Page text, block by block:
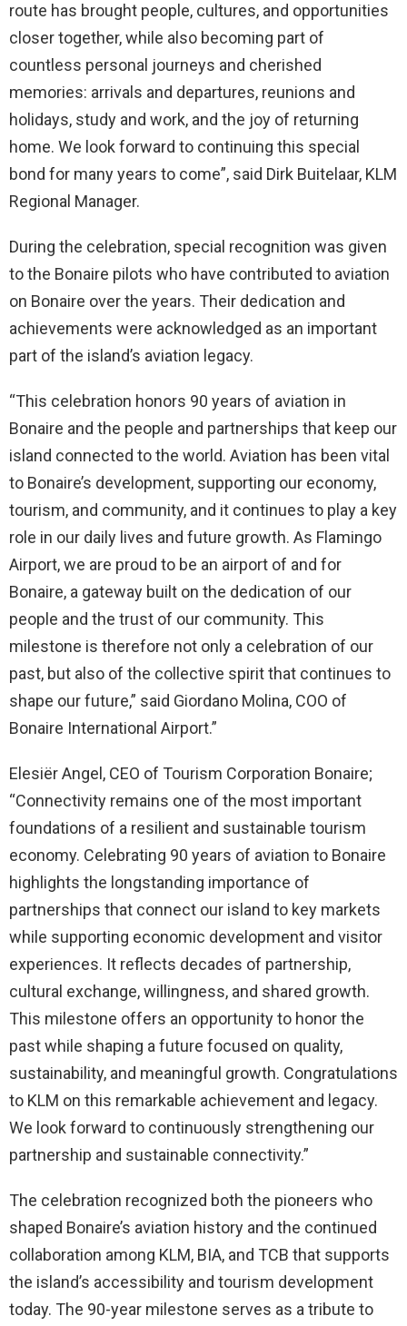
route has brought people, cultures, and opportunities
closer together, while also becoming part of
countless personal journeys and cherished
memories: arrivals and departures, reunions and
holidays, study and work, and the joy of returning
home. We look forward to continuing this special
bond for many years to come”, said Dirk Buitelaar, KLM
Regional Manager.
During the celebration, special recognition was given
to the Bonaire pilots who have contributed to aviation
on Bonaire over the years. Their dedication and
achievements were acknowledged as an important
part of the island’s aviation legacy.
“This celebration honors 90 years of aviation in
Bonaire and the people and partnerships that keep our
island connected to the world. Aviation has been vital
to Bonaire’s development, supporting our economy,
tourism, and community, and it continues to play a key
role in our daily lives and future growth. As Flamingo
Airport, we are proud to be an airport of and for
Bonaire, a gateway built on the dedication of our
people and the trust of our community. This
milestone is therefore not only a celebration of our
past, but also of the collective spirit that continues to
shape our future,” said Giordano Molina, COO of
Bonaire International Airport.”
Elesiër Angel, CEO of Tourism Corporation Bonaire;
“Connectivity remains one of the most important
foundations of a resilient and sustainable tourism
economy. Celebrating 90 years of aviation to Bonaire
highlights the longstanding importance of
partnerships that connect our island to key markets
while supporting economic development and visitor
experiences. It reflects decades of partnership,
cultural exchange, willingness, and shared growth.
This milestone offers an opportunity to honor the
past while shaping a future focused on quality,
sustainability, and meaningful growth. Congratulations
to KLM on this remarkable achievement and legacy.
We look forward to continuously strengthening our
partnership and sustainable connectivity.”
The celebration recognized both the pioneers who
shaped Bonaire’s aviation history and the continued
collaboration among KLM, BIA, and TCB that supports
the island’s accessibility and tourism development
today. The 90-year milestone serves as a tribute to